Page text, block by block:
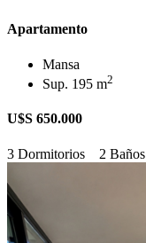
Apartamento
Mansa
Sup. 195 m2
U$S 650.000
3 Dormitorios 2 Baños